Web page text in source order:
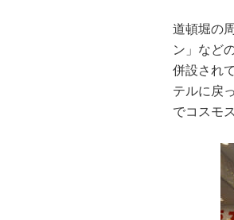
道頓堀の
ン」など
併設され
テルに戻
でコスモ